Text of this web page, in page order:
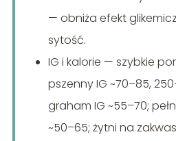
— obniża efekt
sytość.
IG i kalorie — szybkie
pszenny IG ~70–85,
graham IG ~55–70;
~50–65; żytni na